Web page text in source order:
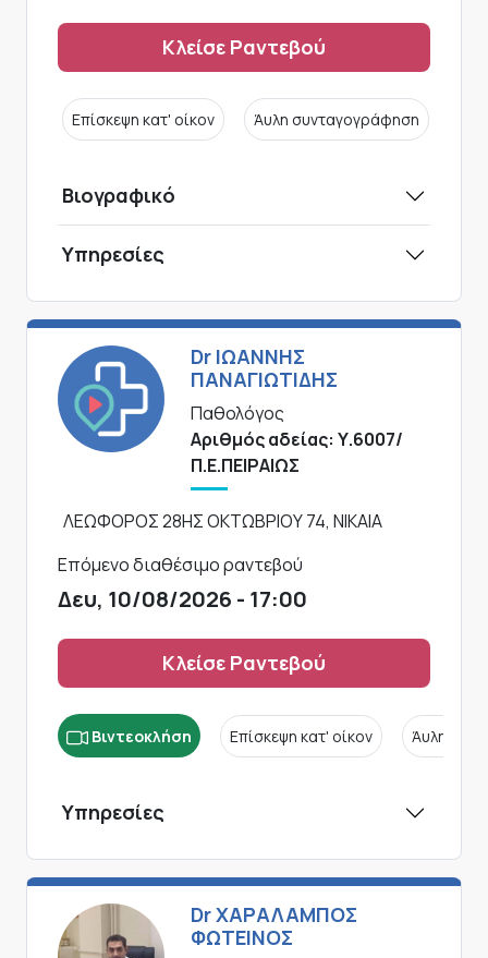
Κλείσε Ραντεβού
Επίσκεψη κατ' οίκον Άυλη συνταγογράφηση
Βιογραφικό
Υπηρεσίες
Dr ΙΩΑΝΝΗΣ
ΠΑΝΑΓΙΩΤΙΔΗΣ
Παθολόγος
Αριθμός αδείας: Υ.6007/
Π.Ε.ΠΕΙΡΑΙΩΣ
ΛΕΩΦΟΡΟΣ 28ΗΣ ΟΚΤΩΒΡΙΟΥ 74, ΝΙΚΑΙΑ
Επόμενο διαθέσιμο ραντεβού
Δευ, 10/08/2026 - 17:00
Κλείσε Ραντεβού
Βιντεοκλήση Επίσκεψη κατ' οίκον Άυλη
Υπηρεσίες
Dr ΧΑΡΑΛΑΜΠΟΣ
ΦΩΤΕΙΝΟΣ